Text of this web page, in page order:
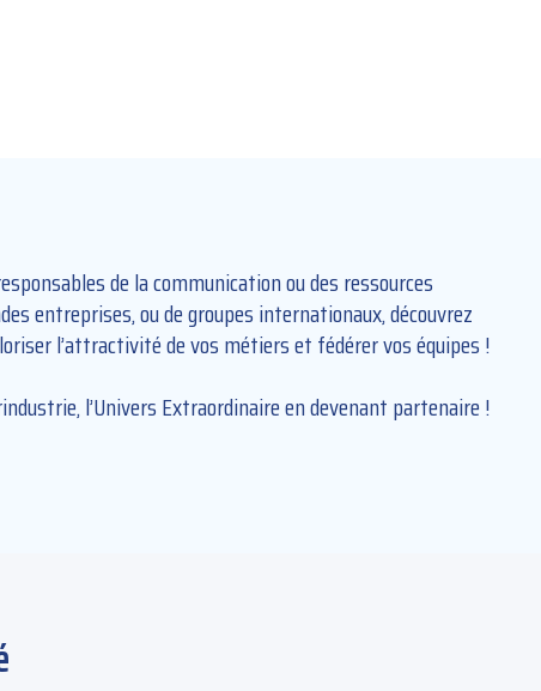
de la communication ou des ressources
entreprises, ou de groupes internationaux, découvrez
l’attractivité de vos métiers et fédérer vos équipes !
l’Univers Extraordinaireen devenant partenaire !